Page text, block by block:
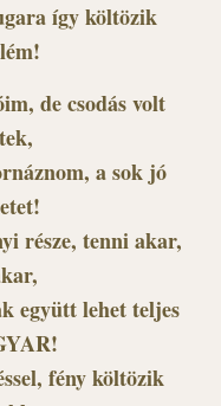
így költözik
de csodás volt
a sok jó
része, tenni akar,
együtt lehet teljes
fény költözik